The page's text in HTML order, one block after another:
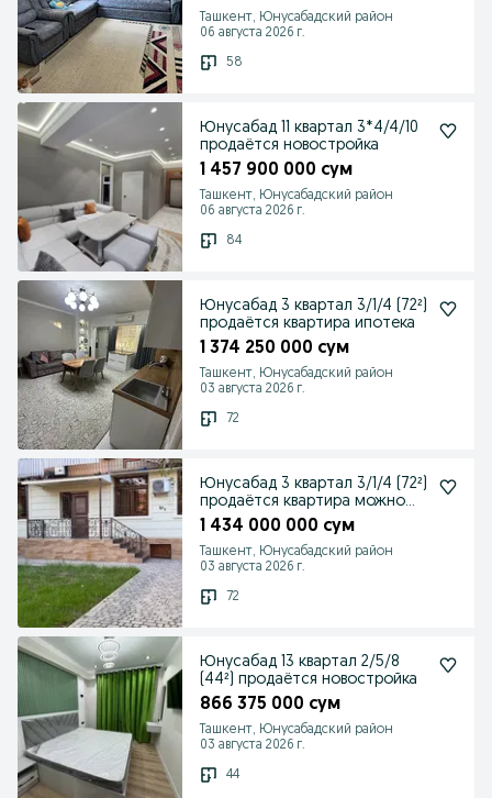
Ташкент, Юнусабадский район
06 августа 2026 г.
58
Юнусабад 11 квартал 3*4/4/10
продаётся новостройка
1 457 900 000 сум
Ташкент, Юнусабадский район
06 августа 2026 г.
84
Юнусабад 3 квартал 3/1/4 (72²)
продаётся квартира ипотека
1 374 250 000 сум
Ташкент, Юнусабадский район
03 августа 2026 г.
72
Юнусабад 3 квартал 3/1/4 (72²)
продаётся квартира можно
нежилое
1 434 000 000 сум
Ташкент, Юнусабадский район
03 августа 2026 г.
72
Юнусабад 13 квартал 2/5/8
(44²) продаётся новостройка
866 375 000 сум
Ташкент, Юнусабадский район
03 августа 2026 г.
44